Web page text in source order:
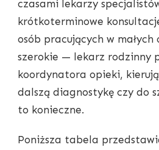
czasami lekarzy
krótkoterminowe
osób pracujących w małych
szerokie — lekarz rodzinny
koordynatora opieki,
dalszą diagnostykę czy do
to konieczne.
Poniższa tabela